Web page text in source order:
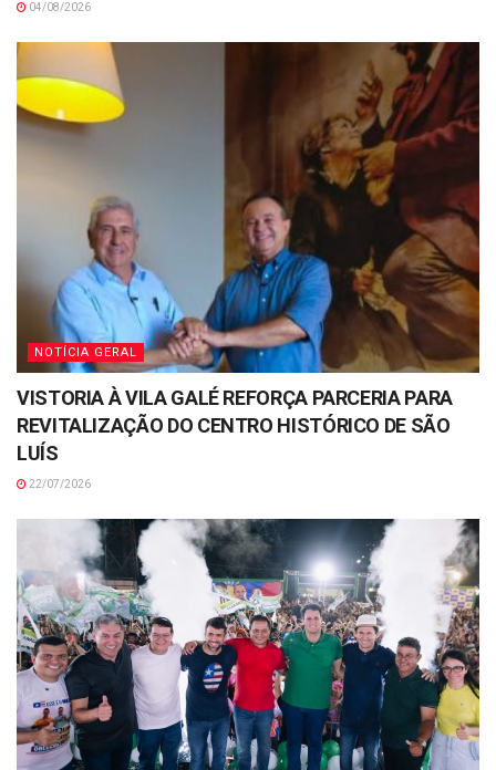
04/08/2026
NOTÍCIA GERAL
VISTORIA À VILA GALÉ REFORÇA PARCERIA PARA
REVITALIZAÇÃO DO CENTRO HISTÓRICO DE SÃO
LUÍS
22/07/2026